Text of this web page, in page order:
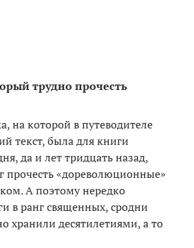
трудно прочесть
на которой в путеводителе
текст, была для книги
да и лет тридцать назад,
прочесть «дореволюционные»
А поэтому нередко
в ранг священных, сродни
хранили десятилетиями, а то